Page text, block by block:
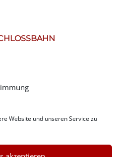
Website und unseren Service zu